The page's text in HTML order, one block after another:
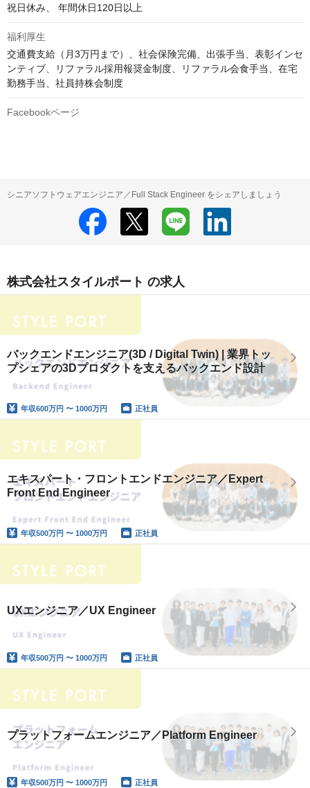
祝日休み、 年間休日120日以上
福利厚生
交通費支給（月3万円まで）、社会保険完備、出張手当、表彰インセ
ンティブ、リファラル採用報奨金制度、リファラル会食手当、在宅
勤務手当、社員持株会制度
Facebookページ
シニアソフトウェアエンジニア／Full Stack Engineer をシェアしましょう
株式会社スタイルポート の求人
バックエンドエンジニア(3D / Digital Twin) | 業界トッ
プシェアの3Dプロダクトを支えるバックエンド設計
年収600万円 〜 1000万円 正社員
エキスパート・フロントエンドエンジニア／Expert
Front End Engineer
年収500万円 〜 1000万円 正社員
UXエンジニア／UX Engineer
年収500万円 〜 1000万円 正社員
プラットフォームエンジニア／Platform Engineer
年収500万円 〜 1000万円 正社員